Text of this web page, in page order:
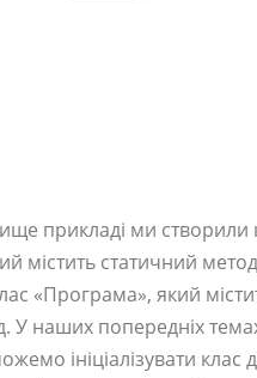
прикладі ми створили
містить статичний
«Програма», який
У наших попередніх
ініціалізувати клас